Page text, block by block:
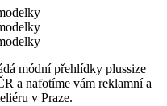
módní přehlídky plussize
a nafotíme vám reklamní a
v Praze.